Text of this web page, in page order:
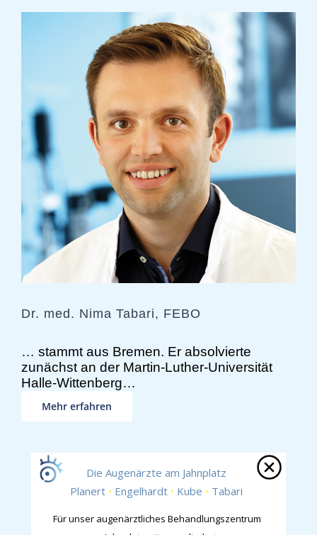
Dr. med. Nima Tabari, FEBO
… stammt aus Bremen. Er absolvierte
zunächst an der Martin-Luther-Universität
Halle-Wittenberg…
Mehr erfahren
Die Augenärzte am Jahnplatz
Planert • Engelhardt • Kube • Tabari
Für unser augenärztliches Behandlungszentrum